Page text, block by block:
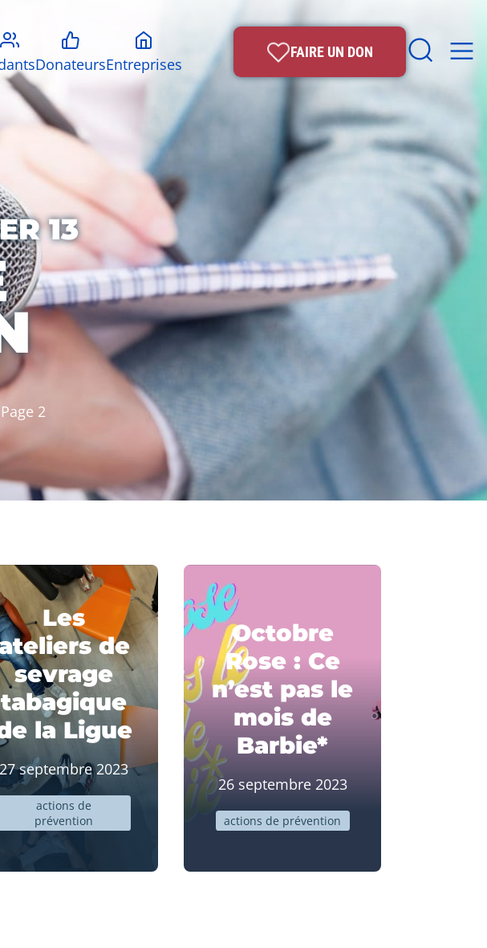
DonateursEntreprises
FAIRE UN DON
13
Page 2
Les
de
sevrage
tabagique
la Ligue
27 septembre 2023
actions de
prévention
Octobre
Rose : Ce
n’est pas le
mois de
Barbie*
26 septembre 2023
actions de prévention